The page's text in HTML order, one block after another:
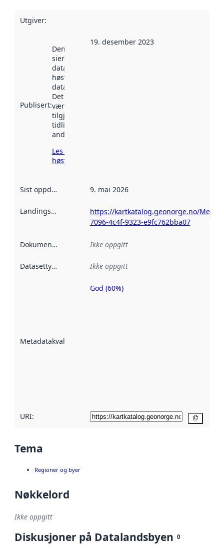
Utgiver:
Publisert:
Denne datoen
sier når
datasettet ble
høstet av
data.norge.no.
Det kan ha
vært
tilgjengelig
tidligere
andre steder.
Les mer om
høsting her
19. desember 2023
Sist oppdatert 9. mai 2026
Landingsside
https://kartkatalog.geonorge.no/
7096-4c4f-9323-e9fc762bba07
Dokumentasjon Ikke oppgitt
Datasettype Ikke oppgitt
Metadatakvalitet
Metadatakvalitet
God (60%)
URI:
Tema
Regioner og byer
Nøkkelord
Ikke oppgitt
Diskusjoner på Datalandsbyen 0